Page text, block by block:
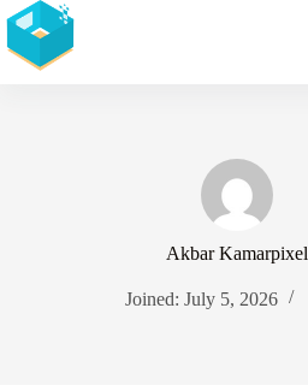
Skip
to
content
Akbar Kamarpixel
Joined: July 5, 2026